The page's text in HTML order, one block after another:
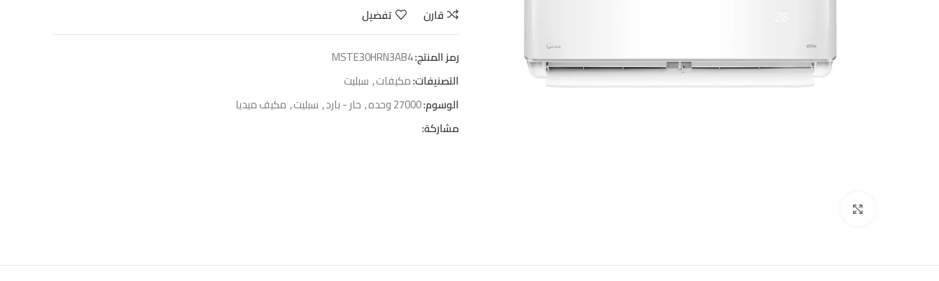
قارن تفضيل
رمز المنتج:MSTE30HRN3AB4
التصنيفات:مكيفات, سبليت
الوسوم:27000 وحده , حار - بارد, سبليت, مكيف ميديا
مشاركة: